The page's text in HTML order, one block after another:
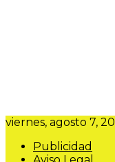
viernes, agosto 7,
Publicidad